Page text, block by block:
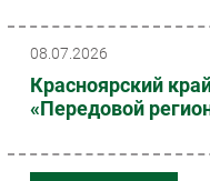
08.07.2026
Красноярский
«Передовой